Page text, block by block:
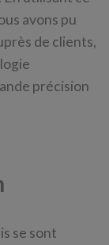
avons pu
de clients,
précision
se sont